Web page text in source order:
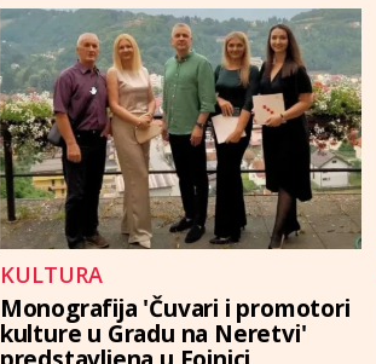
KULTURA
Monografija 'Čuvari i promotori
kulture u Gradu na Neretvi'